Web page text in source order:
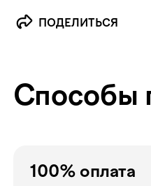
ПОДЕЛИТЬСЯ
Способы
100% оплата